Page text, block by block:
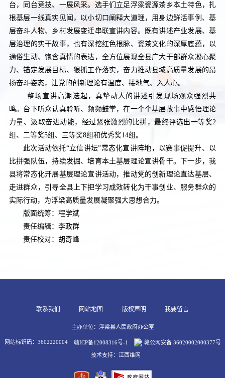
台，同台竞技、一展风采。选手们立足浮梁瓷源茶乡本土特色，扎
根基层一线真实见闻，以小切口阐释大道理，用身边鲜活事例、基
层奋斗人物、乡村发展变迁串联宣讲内容。既有讲述产业发展、基
层治理的实干故事，也有深挖红色根脉、瓷茶文化的深厚底蕴，以
通俗生动、饱含真情的表达，全方位展现全县广大干部群众凝心聚
力、锚定发展目标、狠抓工作落实，奋力推动县域高质量发展的昂
扬奋斗姿态，让党的创新理论有温度、接地气、入人心。
整场宣讲高潮迭起，真挚动人的讲述引发现场观众强烈共
鸣。台下听众认真聆听、频频鼓掌，在一个个基层故事中感悟理论
力量、汲取奋进动能，经过紧张激烈的比拼，最终评选出一等奖2
组、二等奖5组、三等奖8组和优秀奖14组。
此次活动依托“立信讲坛”常态化宣讲阵地，以赛事促提升、以
比拼强队伍，持续发掘、培育本土基层理论宣讲骨干。下一步，我
县将常态化开展基层理论宣讲活动，推动党的创新理论直达基层、
走进群众，引导全县上下把学习成效转化为干事创业、服务群众的
实际行动，为浮梁高质量发展凝聚强大思想合力。
版面统筹：程学斌
责任编辑：李政群
责任校对：胡奇峰
联系我们 网站地图 版权声明 我要留言
主办单位：浮梁县人民政府办公室
网站标识码：3602220004 赣ICP备12008316号-1 赣公网安备 36020002000377号
技术支持：江西维网